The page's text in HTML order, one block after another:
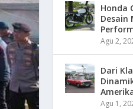
Honda
Desain
Agu 2,
Dari
Agu 1,